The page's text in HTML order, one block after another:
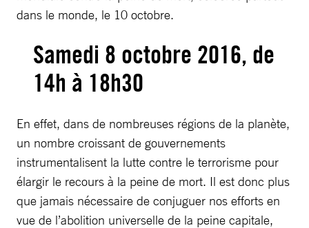
dans le monde, le 10 octobre.
Samedi 8 octobre 2016, de
14h à 18h30
En effet, dans de nombreuses régions de la planète,
un nombre croissant de gouvernements
instrumentalisent la lutte contre le terrorisme pour
élargir le recours à la peine de mort. Il est donc plus
que jamais nécessaire de conjuguer nos efforts en
vue de l’abolition universelle de la peine capitale,